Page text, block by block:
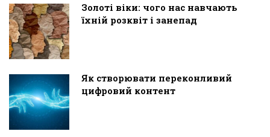
Золоті віки: чого нас навчають
їхній розквіт і занепад
Як створювати переконливий
цифровий контент